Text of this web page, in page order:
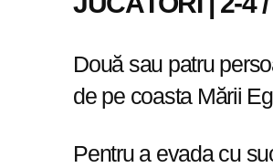
Două sau patru
de pe coasta Mării
Pentru a evada cu